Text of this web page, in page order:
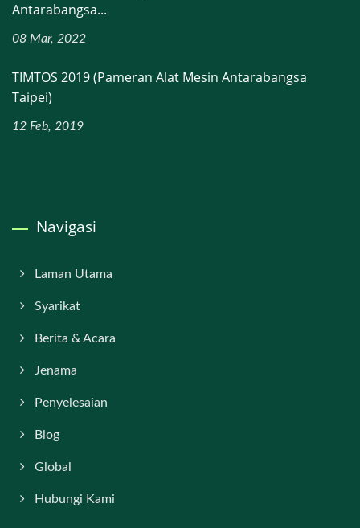
Antarabangsa...
08 Mar, 2022
TIMTOS 2019 (Pameran Alat Mesin Antarabangsa
Taipei)
12 Feb, 2019
Navigasi
Laman Utama
Syarikat
Berita & Acara
Jenama
Penyelesaian
Blog
Global
Hubungi Kami